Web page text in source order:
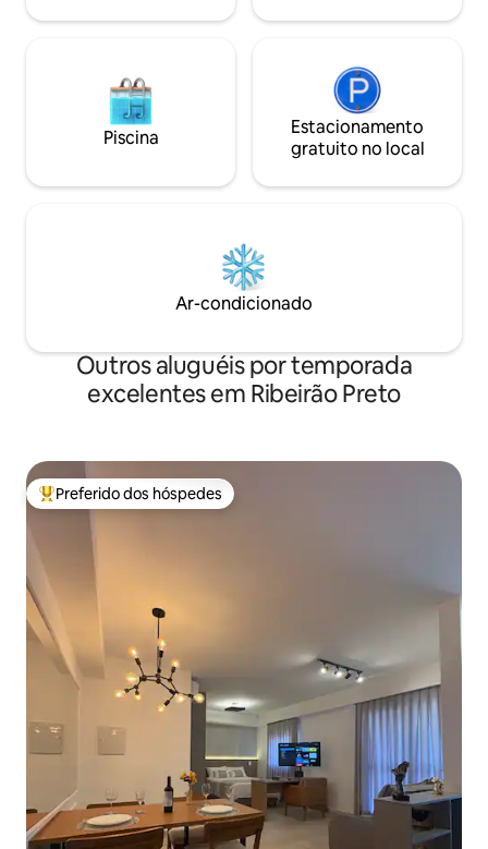
Piscina
Estacionamento
gratuito no local
Ar-condicionado
Outros aluguéis por temporada
excelentes em Ribeirão Preto
Entre os melhores preferidos dos hóspedes
Preferido dos hóspedes